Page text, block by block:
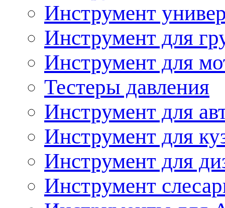
Инструмент
Инструмент для
Инструмент для
Тестеры давления
Инструмент для
Инструмент для
Инструмент для
Инструмент